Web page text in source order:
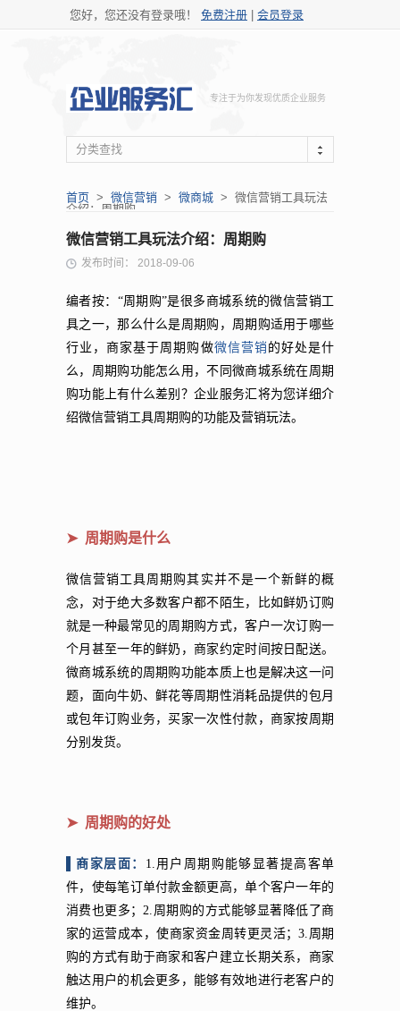
您好，您还没有登录哦！ 免费注册 会员登录
专注于为你发现优质企业服务
分类查找
首页 > 微信营销 > 微商城 > 微信营销工具玩法
介绍：周期购
微信营销工具玩法介绍：周期购
发布时间： 2018-09-06
编者按： “周期购”是很多商城系统的微信营销工
具之一，那么什么是周期购，周期购适用于哪些
行业，商家基于周期购做微信营销的好处是什
么，周期购功能怎么用，不同微商城系统在周期
购功能上有什么差别？企业服务汇将为您详细介
绍微信营销工具周期购的功能及营销玩法。
➤ 周期购是什么
微信营销工具周期购其实并不是一个新鲜的概
念，对于绝大多数客户都不陌生，比如鲜奶订购
就是一种最常见的周期购方式，客户一次订购一
个月甚至一年的鲜奶，商家约定时间按日配送。
微商城系统的周期购功能本质上也是解决这一问
题，面向牛奶、鲜花等周期性消耗品提供的包月
或包年订购业务，买家一次性付款，商家按周期
分别发货。
➤ 周期购的好处
▌商家层面： 1.用户周期购能够显著提高客单
件，使每笔订单付款金额更高，单个客户一年的
消费也更多；2.周期购的方式能够显著降低了商
家的运营成本，使商家资金周转更灵活；3.周期
购的方式有助于商家和客户建立长期关系，商家
触达用户的机会更多，能够有效地进行老客户的
维护。